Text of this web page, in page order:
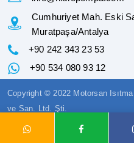
Cumhuriyet Mah. Eski
Muratpaşa/Antalya
+90 242 343 23 53
+90 534 080 93 12
Copyright © 2022 Motorsan
ve San. Ltd. Şti.